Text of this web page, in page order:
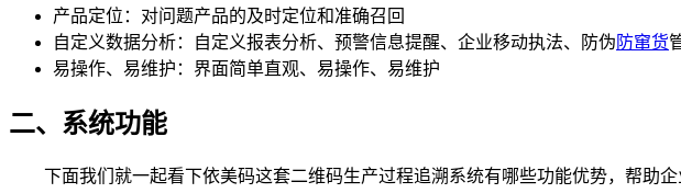
产品定位：对问题产品的及时定位和准确召回
自定义数据分析：自定义报表分析、预警信息提醒、企业移动执法、防伪 防窜货
易操作、易维护：界面简单直观、易操作、易维护
二、系统功能
下面我们就一起看下依美码这套二维码生产过程追溯系统有哪些功能优势，帮助企